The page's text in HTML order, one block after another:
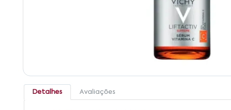
Detalhes Avaliações